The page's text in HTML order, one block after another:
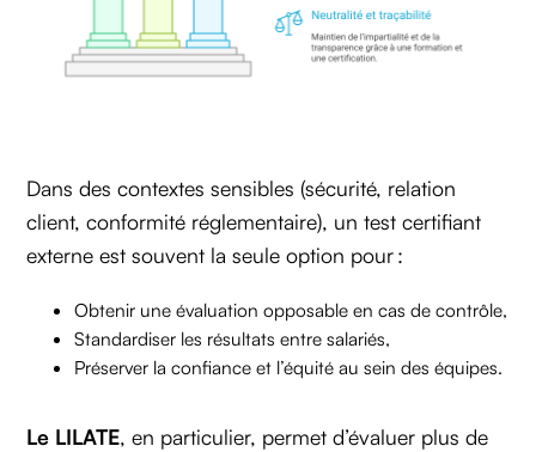
Dans des contextes sensibles (sécurité, relation
client, conformité réglementaire), un test certifiant
externe est souvent la seule option pour :
Obtenir une évaluation opposable en cas de contrôle,
Standardiser les résultats entre salariés,
Préserver la confiance et l’équité au sein des équipes.
Le LILATE, en particulier, permet d’évaluer plus de